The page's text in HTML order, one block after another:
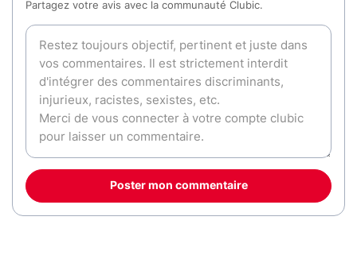
Partagez votre avis avec la communauté Clubic.
Poster mon commentaire